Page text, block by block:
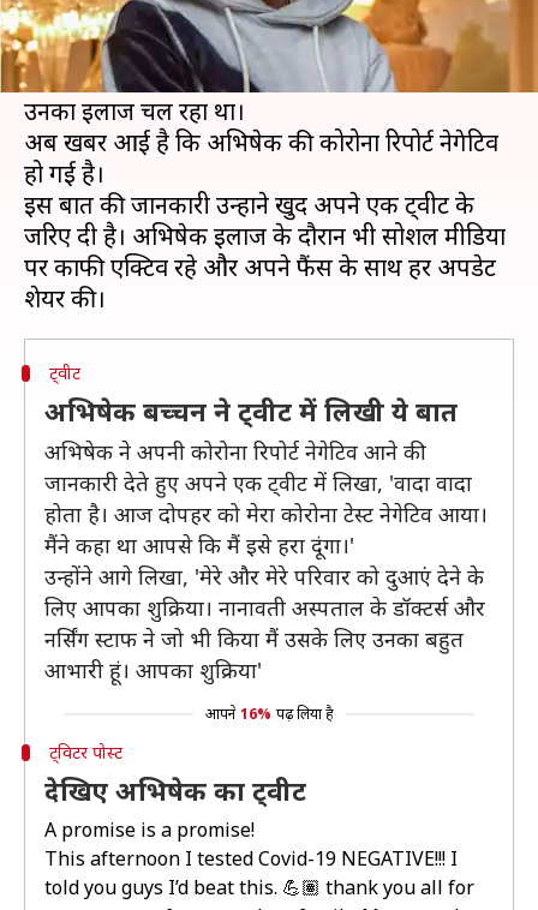
बॉलीवुड अभिनेता अभिषेक बच्चन कुछ दिन पहले ही
कोरोना पॉजिटिव पाए गए थे। इसके बाद उन्होंने तुरंत मुंबई
के नानावती अस्पताल में भर्ती करवाया। तभी से यहां
उनका इलाज चल रहा था।
अब खबर आई है कि अभिषेक की कोरोना रिपोर्ट नेगेटिव
हो गई है।
इस बात की जानकारी उन्होंने खुद अपने एक ट्वीट के
जरिए दी है। अभिषेक इलाज के दौरान भी सोशल मीडिया
पर काफी एक्टिव रहे और अपने फैंस के साथ हर अपडेट
ट्वीट
अभिषेक बच्चन ने ट्वीट में लिखी ये बात
अभिषेक ने अपनी कोरोना रिपोर्ट नेगेटिव आने की
जानकारी देते हुए अपने एक ट्वीट में लिखा, 'वादा वादा
होता है। आज दोपहर को मेरा कोरोना टेस्ट नेगेटिव आया।
मैंने कहा था आपसे कि मैं इसे हरा दूंगा।'
उन्होंने आगे लिखा, 'मेरे और मेरे परिवार को दुआएं देने के
लिए आपका शुक्रिया। नानावती अस्पताल के डॉक्टर्स और
नर्सिंग स्टाफ ने जो भी किया मैं उसके लिए उनका बहुत
आभारी हूं। आपका शुक्रिया'
आपने 16% पढ़ लिया है
ट्विटर पोस्ट
देखिए अभिषेक का ट्वीट
A promise is a promise!
This afternoon I tested Covid-19 NEGATIVE!!! I
told you guys I’d beat this. 💪🏽 thank you all for